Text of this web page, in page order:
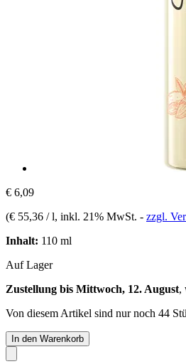
€ 6,09
(€ 55,36 / l, inkl. 21% MwSt. - zzgl.
Inhalt: 110 ml
Auf Lager
Zustellung bis Mittwoch, 12. August,
Von diesem Artikel sind nur noch 44
In den Warenkorb